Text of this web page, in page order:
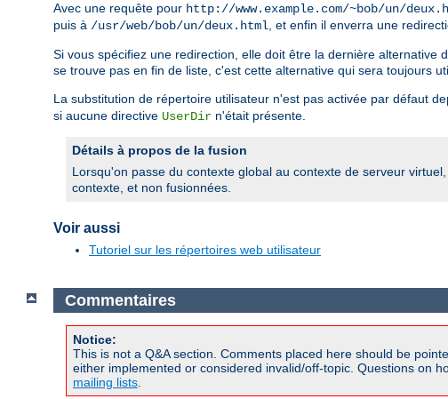
Avec une requête pour http://www.example.com/~bob/un/
puis à /usr/web/bob/un/deux.html , et enfin il enverra une
Si vous spécifiez une redirection, elle doit être la dernière
se trouve pas en fin de liste, c'est cette alternative qui sera toujours
La substitution de répertoire utilisateur n'est pas activée par défaut
si aucune directive UserDir n'était présente.
Détails à propos de la fusion
Lorsqu'on passe du contexte global au contexte de serveur
contexte, et non fusionnées.
Voir aussi
Tutoriel sur les répertoires web utilisateur
Commentaires
Notice:
This is not a Q&A section. Comments placed here should be
either implemented or considered invalid/off-topic. Questions on
mailing lists.